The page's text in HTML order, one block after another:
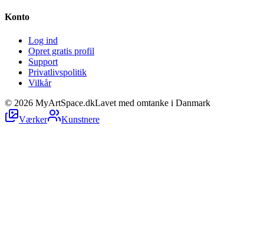
Konto
Log ind
Opret gratis profil
Support
Privatlivspolitik
Vilkår
© 2026 MyArtSpace.dkLavet med omtanke i Danmark
Værker
Kunstnere